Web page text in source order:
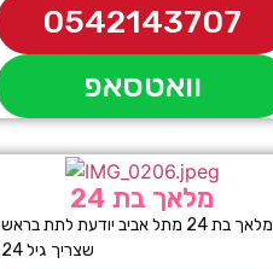
0542143707
וואטסאפ
מלאך בת 24
מלאך בת 24 מתל אביב יודעת לתת בראש
שצריך גיל 24